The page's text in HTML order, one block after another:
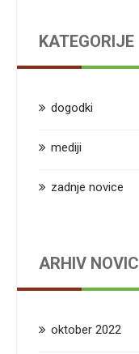
KATEGORIJE
dogodki
mediji
zadnje novice
ARHIV NOVIC
oktober 2022